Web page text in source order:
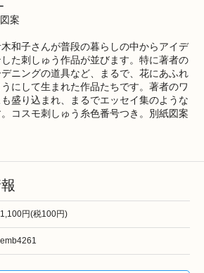
案
和子さんが普段の暮らしの中からアイデ
た刺しゅう作品が並びます。特に著者の
ニングの道具など、まるで、花にあふれ
にして生まれた作品たちです。著者のワ
盛り込まれ、まるでエッセイ集のような
コスモ刺しゅう糸色番号つき。別紙図案
1,100円(税100円)
emb4261